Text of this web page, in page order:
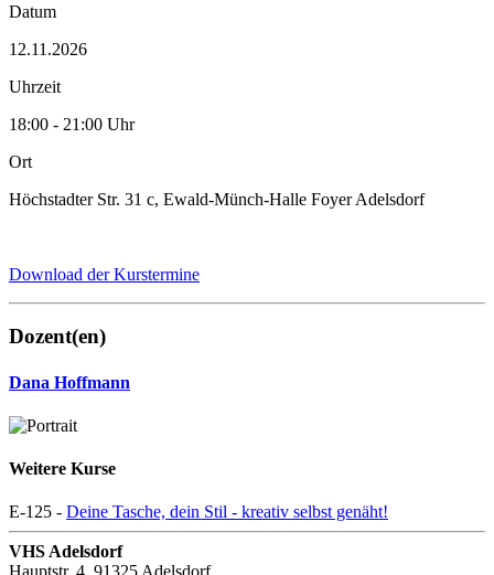
Datum
12.11.2026
Uhrzeit
18:00 - 21:00 Uhr
Ort
Höchstadter Str. 31 c, Ewald-Münch-Halle Foyer Adelsdorf
Download der Kurstermine
Dozent(en)
Dana Hoffmann
Weitere Kurse
E-125 - Deine Tasche, dein Stil - kreativ selbst genäht!
VHS Adelsdorf